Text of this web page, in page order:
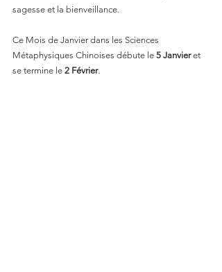
sagesse et la bienveillance.
Ce Mois de Janvier dans les Sciences
Métaphysiques Chinoises débute le 5 Janvier et
se termine le 2 Février.